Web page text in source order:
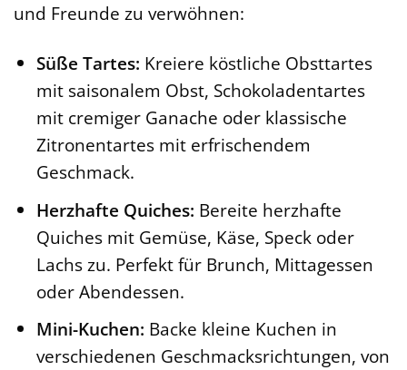
und Freunde zu verwöhnen:
Süße Tartes: Kreiere köstliche Obsttartes
mit saisonalem Obst, Schokoladentartes
mit cremiger Ganache oder klassische
Zitronentartes mit erfrischendem
Geschmack.
Herzhafte Quiches: Bereite herzhafte
Quiches mit Gemüse, Käse, Speck oder
Lachs zu. Perfekt für Brunch, Mittagessen
oder Abendessen.
Mini-Kuchen: Backe kleine Kuchen in
verschiedenen Geschmacksrichtungen, von